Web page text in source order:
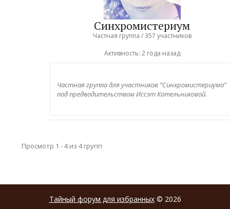
Синхромистериум
Частная группа / 357 участников
Активность: 2 года назад
Частная группа для участников ”Синхромистериума”
под предводительством Иссэт Котельниковой.
Просмотр 1 - 4 из 4 групп
Тайный форум для избранных© 2026